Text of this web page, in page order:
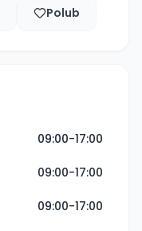
Polub
09:00-17:00
09:00-17:00
09:00-17:00